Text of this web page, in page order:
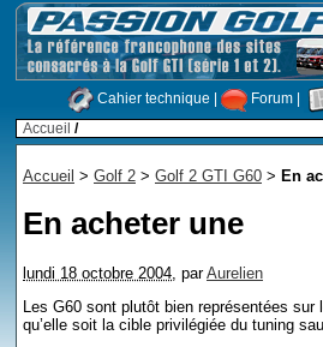
Cahier technique Forum
Accueil /
Accueil > Golf 2 > Golf 2 GTI G60 > En
En acheter une
lundi 18 octobre 2004 parAurelien
Les G60 sont plutôt bien représentées
qu’elle soit la cible privilégiée du tuning